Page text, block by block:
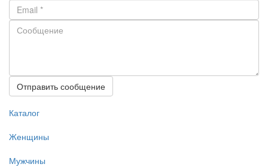
Отправить сообщение
Каталог
Женщины
Мужчины